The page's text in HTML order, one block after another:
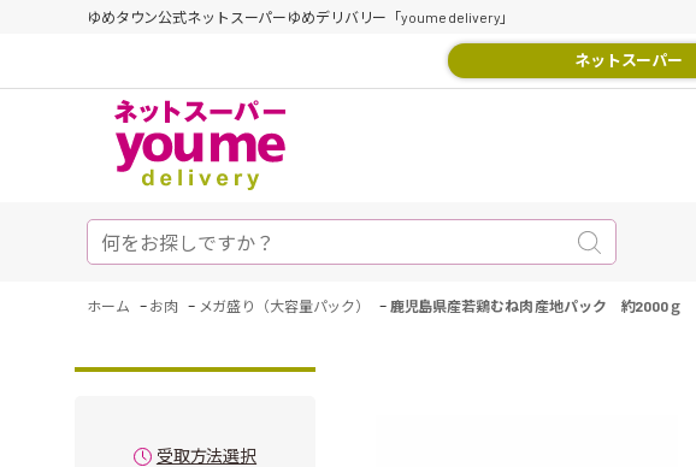
ゆめタウン公式ネットスーパーゆめデリバリー「youme delivery」
ネットスーパー
ホーム - お肉 - メガ盛り（大容量パック） - 鹿児島県産若鶏むね肉 産地パック 約2000ｇ
受取方法選択